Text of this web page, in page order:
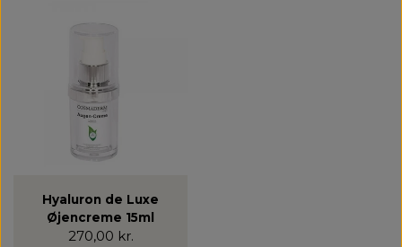
Hyaluron de Luxe
Øjencreme 15ml
270,00 kr.